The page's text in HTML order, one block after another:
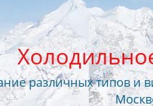
различных типов и